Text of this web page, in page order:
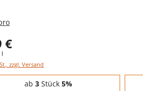
€
l
zzgl. Versand
- Mengenrabatt
ab 3 Stück 5%